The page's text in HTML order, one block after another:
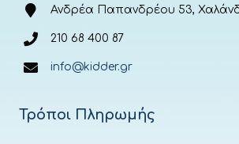
Ανδρέα Παπανδρέου 53,
210 68 400 87
info@kidder.gr
Τρόποι Πληρωμής